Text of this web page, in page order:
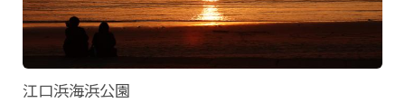
江口浜海浜公園